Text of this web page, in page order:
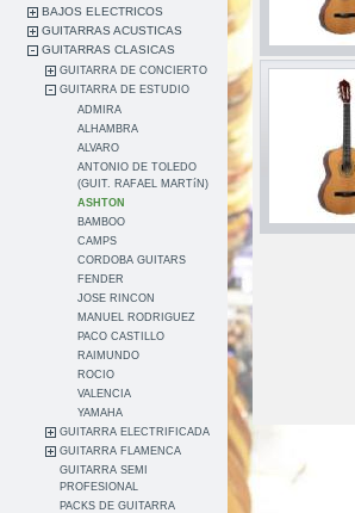
BAJOS ELECTRICOS
GUITARRAS ACUSTICAS
GUITARRAS CLASICAS
GUITARRA DE CONCIERTO
GUITARRA DE ESTUDIO
ADMIRA
ALHAMBRA
ALVARO
ANTONIO DE TOLEDO
(GUIT. RAFAEL MARTíN)
ASHTON
BAMBOO
CAMPS
CORDOBA GUITARS
FENDER
JOSE RINCON
MANUEL RODRIGUEZ
PACO CASTILLO
RAIMUNDO
ROCIO
VALENCIA
YAMAHA
GUITARRA ELECTRIFICADA
GUITARRA FLAMENCA
GUITARRA SEMI
PROFESIONAL
PACKS DE GUITARRA